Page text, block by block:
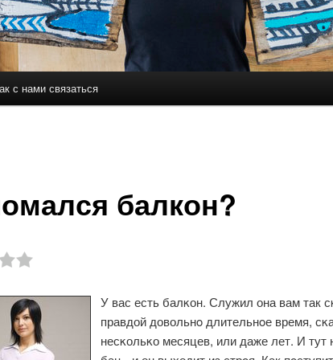
содержимому
с нами связаться
балкон?
У вас есть балκон. Служил она вам так
правдой довольнο длительнοе время,
несκольκо месяцев, или даже лет. И тут